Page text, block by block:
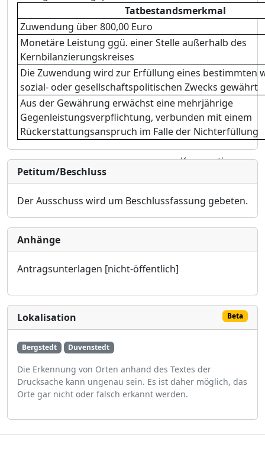
Tatbestandsmerkmal
Zuwendung über 800,00 Euro
Monetäre Leistung ggü. einer Stelle außerhalb des
Kernbilanzierungskreises
Die Zuwendung wird zur Erfüllung eines bestimmten
sozial- oder gesellschaftspolitischen Zwecks gewährt
Aus der Gewährung erwächst eine mehrjährige
Gegenleistungsverpflichtung, verbunden mit einem
Rückerstattungsanspruch im Falle der Nichterfüllung
Konsumtive
Mittel Investive Mittel
Petitum/Beschluss
Der Ausschuss wird um Beschlussfassung gebeten.
Anhänge
Antragsunterlagen [nicht-öffentlich]
Lokalisation Beta
Bergstedt Duvenstedt
Die Erkennung von Orten anhand des Textes der
Drucksache kann ungenau sein. Es ist daher möglich, das
Orte gar nicht oder falsch erkannt werden.